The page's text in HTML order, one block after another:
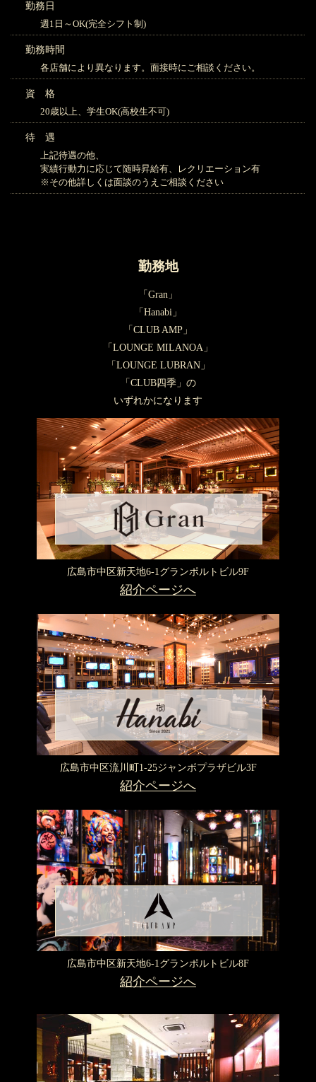
勤務日
週1日～OK(完全シフト制)
勤務時間
各店舗により異なります。面接時にご相談ください。
資 格
20歳以上、学生OK(高校生不可)
待 遇
上記待遇の他、
実績行動力に応じて随時昇給有、レクリエーション有
※その他詳しくは面談のうえご相談ください
勤務地
「Gran」
「Hanabi」
「CLUB AMP」
「LOUNGE MILANOA」
「LOUNGE LUBRAN」
「CLUB四季」の
いずれかになります
広島市中区新天地6-1グランポルトビル9F
紹介ページへ
広島市中区流川町1-25ジャンボプラザビル3F
紹介ページへ
広島市中区新天地6-1グランポルトビル8F
紹介ページへ